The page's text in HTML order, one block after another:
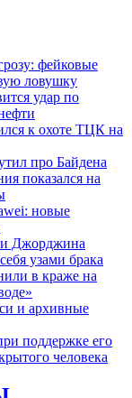
фейковые
ловушку
удар по
к охоте ТЦК на
про Байдена
показался на
новые
и Джорджина
узами брака
в краже на
и архивные
поддержке его
человека